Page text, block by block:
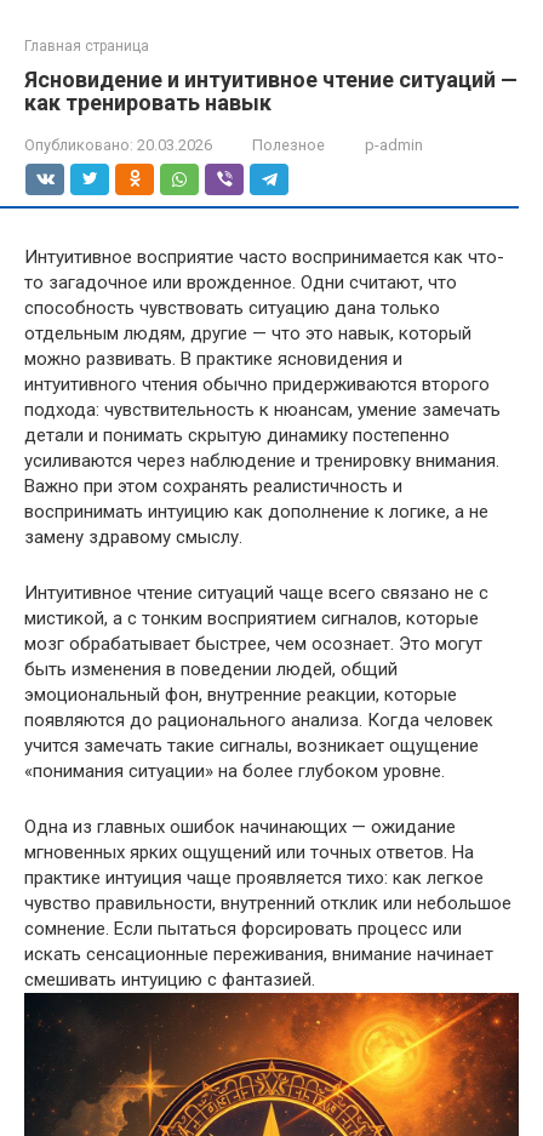
Главная страница
Ясновидение и интуитивное чтение ситуаций —
как тренировать навык
Опубликовано: 20.03.2026 Полезное p-admin
Интуитивное восприятие часто воспринимается как что-
то загадочное или врожденное. Одни считают, что
способность чувствовать ситуацию дана только
отдельным людям, другие — что это навык, который
можно развивать. В практике ясновидения и
интуитивного чтения обычно придерживаются второго
подхода: чувствительность к нюансам, умение замечать
детали и понимать скрытую динамику постепенно
усиливаются через наблюдение и тренировку внимания.
Важно при этом сохранять реалистичность и
воспринимать интуицию как дополнение к логике, а не
замену здравому смыслу.
Интуитивное чтение ситуаций чаще всего связано не с
мистикой, а с тонким восприятием сигналов, которые
мозг обрабатывает быстрее, чем осознает. Это могут
быть изменения в поведении людей, общий
эмоциональный фон, внутренние реакции, которые
появляются до рационального анализа. Когда человек
учится замечать такие сигналы, возникает ощущение
«понимания ситуации» на более глубоком уровне.
Одна из главных ошибок начинающих — ожидание
мгновенных ярких ощущений или точных ответов. На
практике интуиция чаще проявляется тихо: как легкое
чувство правильности, внутренний отклик или небольшое
сомнение. Если пытаться форсировать процесс или
искать сенсационные переживания, внимание начинает
смешивать интуицию с фантазией.